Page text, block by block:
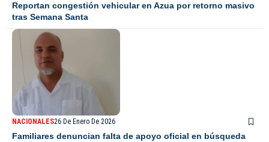
Reportan congestión vehicular en Azua por retorno masivo
tras Semana Santa
NACIONALES26 De Enero De 2026
Familiares denuncian falta de apoyo oficial en búsqueda